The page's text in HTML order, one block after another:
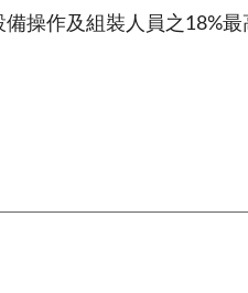
操作及組裝人員之18%